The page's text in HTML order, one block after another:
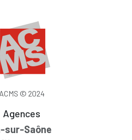
ACMS © 2024
Agences
sur-Saône